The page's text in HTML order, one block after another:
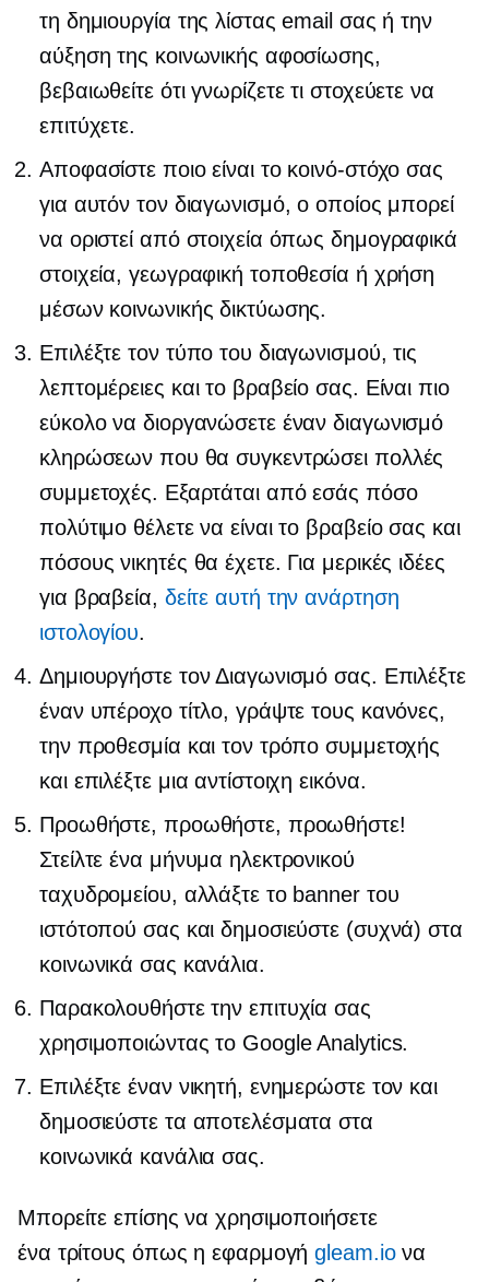
τη δημιουργία της λίστας email σας ή την
αύξηση της κοινωνικής αφοσίωσης,
βεβαιωθείτε ότι γνωρίζετε τι στοχεύετε να
επιτύχετε.
Αποφασίστε ποιο είναι το κοινό-στόχο σας
για αυτόν τον διαγωνισμό, ο οποίος μπορεί
να οριστεί από στοιχεία όπως δημογραφικά
στοιχεία, γεωγραφική τοποθεσία ή χρήση
μέσων κοινωνικής δικτύωσης.
Επιλέξτε τον τύπο του διαγωνισμού, τις
λεπτομέρειες και το βραβείο σας. Είναι πιο
εύκολο να διοργανώσετε έναν διαγωνισμό
κληρώσεων που θα συγκεντρώσει πολλές
συμμετοχές. Εξαρτάται από εσάς πόσο
πολύτιμο θέλετε να είναι το βραβείο σας και
πόσους νικητές θα έχετε. Για μερικές ιδέες
για βραβεία, δείτε αυτή την ανάρτηση
ιστολογίου.
Δημιουργήστε τον Διαγωνισμό σας. Επιλέξτε
έναν υπέροχο τίτλο, γράψτε τους κανόνες,
την προθεσμία και τον τρόπο συμμετοχής
και επιλέξτε μια αντίστοιχη εικόνα.
Προωθήστε, προωθήστε, προωθήστε!
Στείλτε ένα μήνυμα ηλεκτρονικού
ταχυδρομείου, αλλάξτε το banner του
ιστότοπού σας και δημοσιεύστε (συχνά) στα
κοινωνικά σας κανάλια.
Παρακολουθήστε την επιτυχία σας
χρησιμοποιώντας το Google Analytics.
Επιλέξτε έναν νικητή, ενημερώστε τον και
δημοσιεύστε τα αποτελέσματα στα
κοινωνικά κανάλια σας.
Μπορείτε επίσης να χρησιμοποιήσετε
ένα τρίτους όπως η εφαρμογήgleam.ioνα